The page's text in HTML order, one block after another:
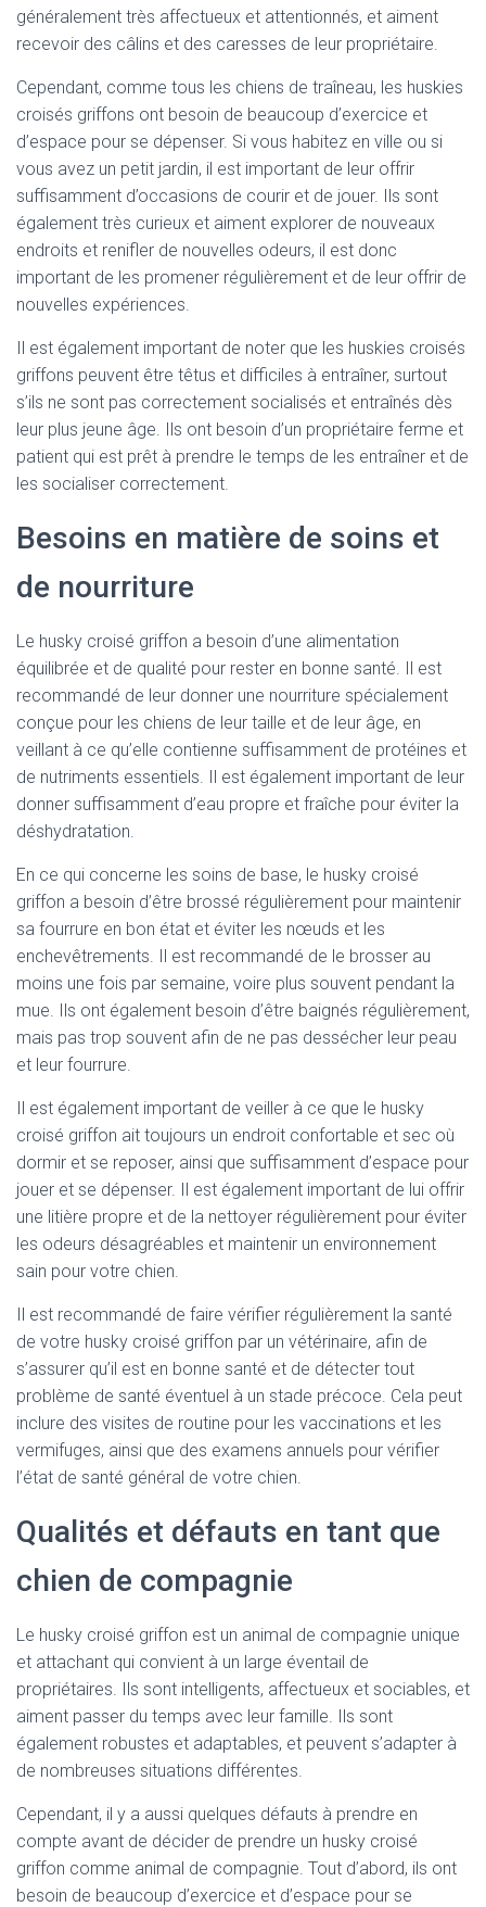
généralement très affectueux et attentionnés, et aiment
recevoir des câlins et des caresses de leur propriétaire.
Cependant, comme tous les chiens de traîneau, les huskies
croisés griffons ont besoin de beaucoup d’exercice et
d’espace pour se dépenser. Si vous habitez en ville ou si
vous avez un petit jardin, il est important de leur offrir
suffisamment d’occasions de courir et de jouer. Ils sont
également très curieux et aiment explorer de nouveaux
endroits et renifler de nouvelles odeurs, il est donc
important de les promener régulièrement et de leur offrir de
nouvelles expériences.
Il est également important de noter que les huskies croisés
griffons peuvent être têtus et difficiles à entraîner, surtout
s’ils ne sont pas correctement socialisés et entraînés dès
leur plus jeune âge. Ils ont besoin d’un propriétaire ferme et
patient qui est prêt à prendre le temps de les entraîner et de
les socialiser correctement.
Besoins en matière de soins et
de nourriture
Le husky croisé griffon a besoin d’une alimentation
équilibrée et de qualité pour rester en bonne santé. Il est
recommandé de leur donner une nourriture spécialement
conçue pour les chiens de leur taille et de leur âge, en
veillant à ce qu’elle contienne suffisamment de protéines et
de nutriments essentiels. Il est également important de leur
donner suffisamment d’eau propre et fraîche pour éviter la
déshydratation.
En ce qui concerne les soins de base, le husky croisé
griffon a besoin d’être brossé régulièrement pour maintenir
sa fourrure en bon état et éviter les nœuds et les
enchevêtrements. Il est recommandé de le brosser au
moins une fois par semaine, voire plus souvent pendant la
mue. Ils ont également besoin d’être baignés régulièrement,
mais pas trop souvent afin de ne pas dessécher leur peau
et leur fourrure.
Il est également important de veiller à ce que le husky
croisé griffon ait toujours un endroit confortable et sec où
dormir et se reposer, ainsi que suffisamment d’espace pour
jouer et se dépenser. Il est également important de lui offrir
une litière propre et de la nettoyer régulièrement pour éviter
les odeurs désagréables et maintenir un environnement
sain pour votre chien.
Il est recommandé de faire vérifier régulièrement la santé
de votre husky croisé griffon par un vétérinaire, afin de
s’assurer qu’il est en bonne santé et de détecter tout
problème de santé éventuel à un stade précoce. Cela peut
inclure des visites de routine pour les vaccinations et les
vermifuges, ainsi que des examens annuels pour vérifier
l’état de santé général de votre chien.
Qualités et défauts en tant que
chien de compagnie
Le husky croisé griffon est un animal de compagnie unique
et attachant qui convient à un large éventail de
propriétaires. Ils sont intelligents, affectueux et sociables, et
aiment passer du temps avec leur famille. Ils sont
également robustes et adaptables, et peuvent s’adapter à
de nombreuses situations différentes.
Cependant, il y a aussi quelques défauts à prendre en
compte avant de décider de prendre un husky croisé
griffon comme animal de compagnie. Tout d’abord, ils ont
besoin de beaucoup d’exercice et d’espace pour se